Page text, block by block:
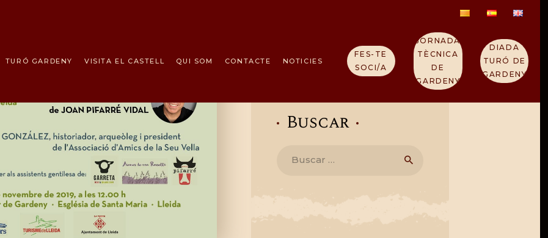
TURÓ GARDENY VISITA EL CASTELL QUI SOM CONTACTE NOTICIES
FES-TE
SOCI/A
JORNADA
TÈCNICA
DE
GARDENY
DIADA
TURÓ DE
GARDENY
TURÓ
VISITA EL
CASTELL
QUI SOM
CONTACTE
NOTICIES
Buscar